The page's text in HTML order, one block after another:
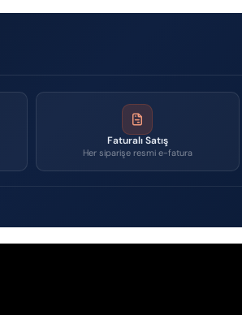
Faturalı Satış
Her siparişe resmi e-fatura